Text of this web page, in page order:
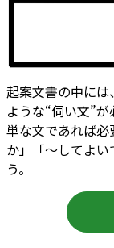
起案文書の中に
ような“伺い文”
単な文であれば
か」「～してよ
う。